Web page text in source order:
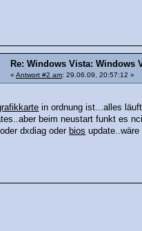
Re: Windows Vista: Windows
« Antwort #2 am: 29.06.09, 20:57:12 »
in ordnung ist...alles
beim neustart funkt es
dxdiag oder bios